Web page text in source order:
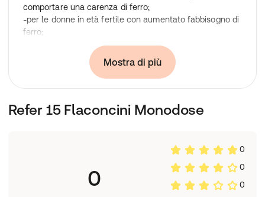
comportare una carenza di ferro;
-per le donne in età fertile con aumentato fabbisogno di
ferro;
-alimentazione povera di ferro.
Confezione da 15 flaconcini da 10 ml l'uno.
Mostra di più
Refer 15 Flaconcini Monodose
0
0
0
0